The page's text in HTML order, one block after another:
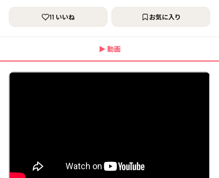
11 いいね お気に入り
▶ 動画